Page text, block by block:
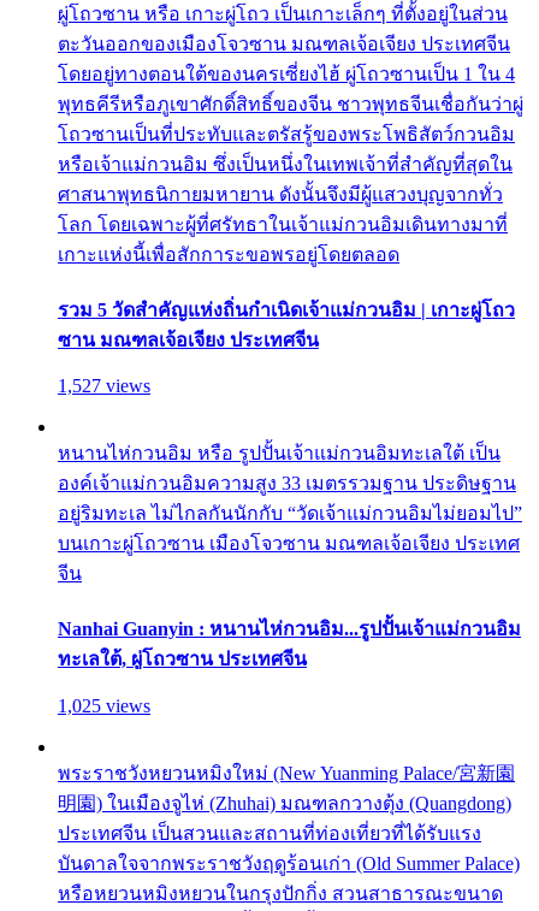
ผู่โถวซาน หรือ เกาะผู่โถว เป็นเกาะเล็กๆ ที่ตั้งอยู่ในส่วน
ตะวันออกของเมืองโจวซาน มณฑลเจ้อเจียง ประเทศจีน
โดยอยู่ทางตอนใต้ของนครเซี่ยงไฮ้ ผู่โถวซานเป็น 1 ใน 4
พุทธคีรีหรือภูเขาศักดิ์สิทธิ์ของจีน ชาวพุทธจีนเชื่อกันว่าผู่
โถวซานเป็นที่ประทับและตรัสรู้ของพระโพธิสัตว์กวนอิม
หรือเจ้าแม่กวนอิม ซึ่งเป็นหนึ่งในเทพเจ้าที่สำคัญที่สุดใน
ศาสนาพุทธนิกายมหายาน ดังนั้นจึงมีผู้แสวงบุญจากทั่ว
โลก โดยเฉพาะผู้ที่ศรัทธาในเจ้าแม่กวนอิมเดินทางมาที่
เกาะแห่งนี้เพื่อสักการะขอพรอยู่โดยตลอด
รวม 5 วัดสำคัญแห่งถิ่นกำเนิดเจ้าแม่กวนอิม | เกาะผู่โถว
ซาน มณฑลเจ้อเจียง ประเทศจีน
1,527 views
หนานไห่กวนอิม หรือ รูปปั้นเจ้าแม่กวนอิมทะเลใต้ เป็น
องค์เจ้าแม่กวนอิมความสูง 33 เมตรรวมฐาน ประดิษฐาน
อยู่ริมทะเล ไม่ไกลกันนักกับ “วัดเจ้าแม่กวนอิมไม่ยอมไป”
บนเกาะผู่โถวซาน เมืองโจวซาน มณฑลเจ้อเจียง ประเทศ
จีน
Nanhai Guanyin : หนานไห่กวนอิม...รูปปั้นเจ้าแม่กวนอิม
ทะเลใต้, ผู่โถวซาน ประเทศจีน
1,025 views
พระราชวังหยวนหมิงใหม่ (New Yuanming Palace/宮新園
明園) ในเมืองจูไห่ (Zhuhai) มณฑลกวางตุ้ง (Quangdong)
ประเทศจีน เป็นสวนและสถานที่ท่องเที่ยวที่ได้รับแรง
บันดาลใจจากพระราชวังฤดูร้อนเก่า (Old Summer Palace)
หรือหยวนหมิงหยวนในกรุงปักกิ่ง สวนสาธารณะขนาด